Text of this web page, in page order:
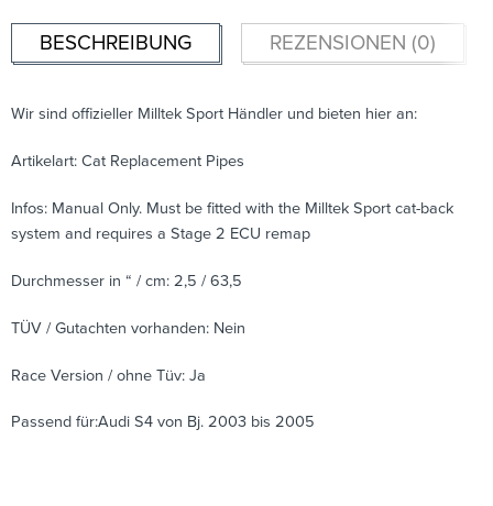
BESCHREIBUNG REZENSIONEN (0)
Wir sind offizieller Milltek Sport Händler und bieten hier an:
Artikelart: Cat Replacement Pipes
Infos: Manual Only. Must be fitted with the Milltek Sport cat-back
system and requires a Stage 2 ECU remap
Durchmesser in “ / cm: 2,5 / 63,5
TÜV / Gutachten vorhanden: Nein
Race Version / ohne Tüv: Ja
Passend für:Audi S4 von Bj. 2003 bis 2005